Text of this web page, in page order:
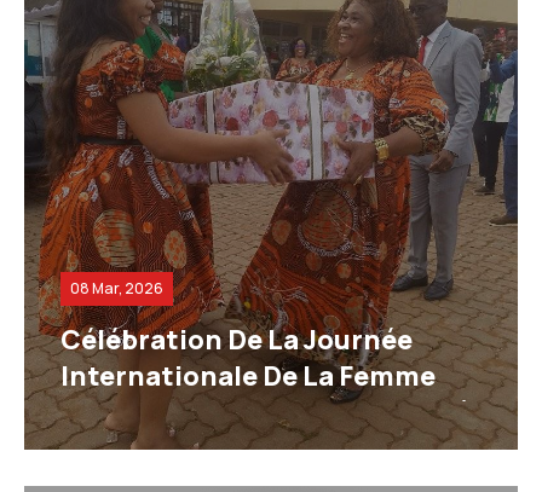
08 Mar, 2026
Célébration De La Journée
Internationale De La Femme
Dans La Commune De Yaoundé
4